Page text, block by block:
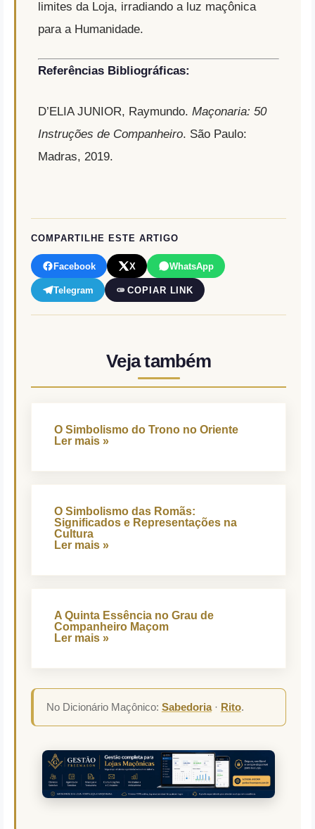
limites da Loja, irradiando a luz maçônica
para a Humanidade.
Referências Bibliográficas:
D’ELIA JUNIOR, Raymundo. Maçonaria: 50
Instruções de Companheiro. São Paulo:
Madras, 2019.
COMPARTILHE ESTE ARTIGO
Facebook X WhatsApp
Telegram COPIAR LINK
Veja também
O Simbolismo do Trono no Oriente
Ler mais »
O Simbolismo das Romãs:
Significados e Representações na
Cultura
Ler mais »
A Quinta Essência no Grau de
Companheiro Maçom
Ler mais »
No Dicionário Maçônico: Sabedoria· Rito.